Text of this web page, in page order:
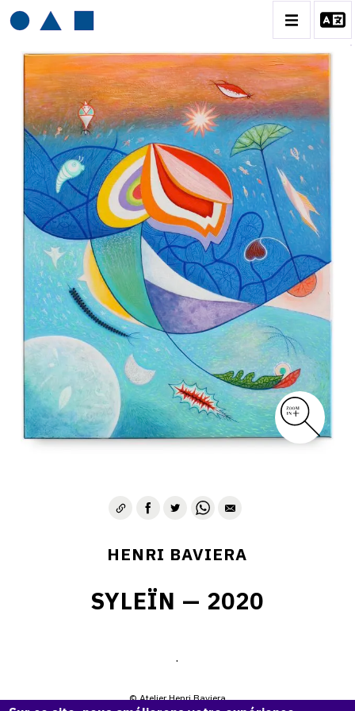
HENRI BAVIERA
BIOGRAPHIE
CATALOGUE DES OEUVRES
TOME 1: PEINTURES ET RELIEFS
TOME 2 : GRAVURES
CONTACT
HENRI BAVIERA
SYLEÏN — 2020
.
© Atelier Henri Baviera